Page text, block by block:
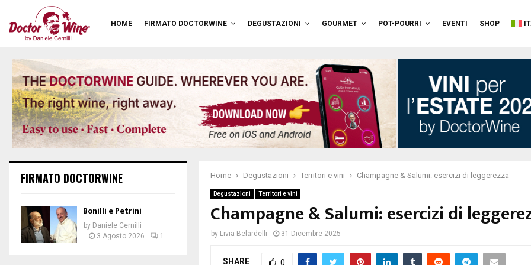
HOME FIRMATO DOCTORWINE DEGUSTAZIONI GOURMET POT-POURRI EVENTI SHOP
Home Degustazioni Territori e vini Champagne & Salumi: esercizi di leggerezza
Degustazioni Territori e vini
Champagne & Salumi: esercizi di
by Livia Belardelli 31 Dicembre 2025
SHARE 0
FIRMATO DOCTORWINE
Bonilli e Petrini
by Daniele Cernilli
3 Agosto 2026
1